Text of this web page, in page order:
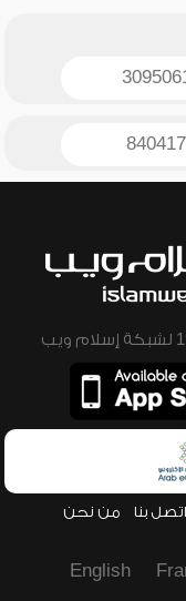
اتصل بنا من نحن
English